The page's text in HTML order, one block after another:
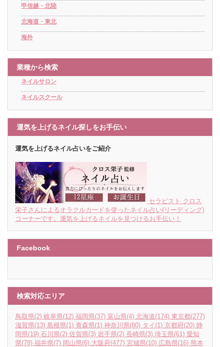
甲信越・北陸
北海道・東北
海外
業種から検索
ネイルサロン
ネイルスクール
運気を上げるネイル探しをお手伝い
運気を上げるネイル占いをご紹介
セラピスト クロス
栄子さんによるオラクルカードを使ったネイル占い(リーディング)
コーナーです。運気を上げるネイルを見つけるお手伝い！
Facebook
検索対応エリア
鳥取県(2) 岐阜県(12) 福岡県(37) 富山県(4) 北海道(174) 東京都(277)
滋賀県(13) 島根県(1) 青森県(1) 神奈川県(80) タイ (1) 京都府(20) 静
岡県(19) 石川県(2) 佐賀県(3) 岩手県(2) 長崎県(3) 埼玉県(61) 愛知
県(78) 福井県(7) 岡山県(6) 大阪府(477) 宮城県(10) 広島県(16) 熊本